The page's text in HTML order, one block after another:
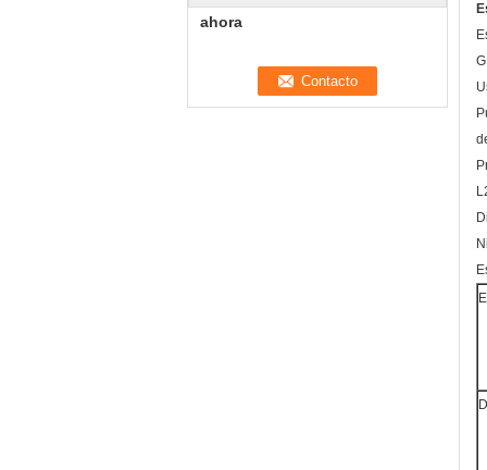
ahora